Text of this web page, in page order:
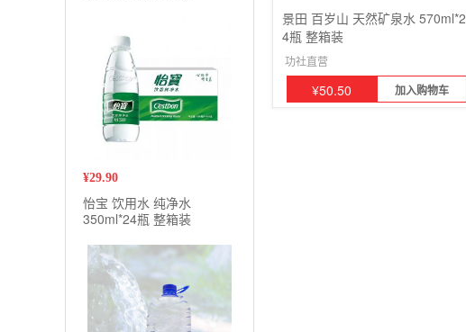
¥29.90
怡宝 饮用水 纯净水
350ml*24瓶 整箱装
景田 百岁山 天然矿泉水 570ml*2
4瓶 整箱装
功社直营
¥50.50 加入购物车